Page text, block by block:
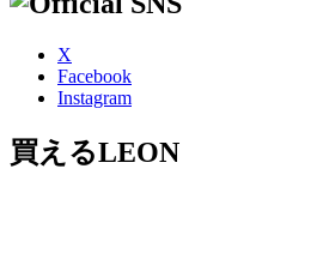
X
Facebook
Instagram
買えるLEON